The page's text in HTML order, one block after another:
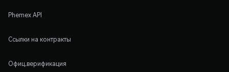
Phemex API
Ссылки на контракты
Офиц.верификация